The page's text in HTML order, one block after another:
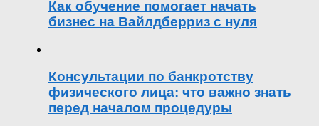
Как обучение помогает начать
бизнес на Вайлдберриз с нуля
Консультации по банкротству
физического лица: что важно знать
перед началом процедуры